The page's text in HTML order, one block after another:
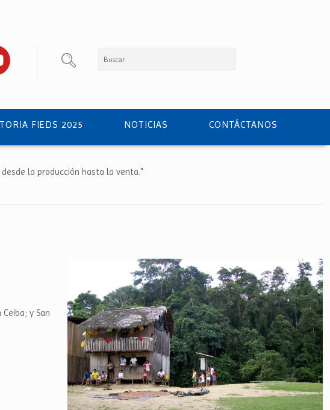
FIEDS 2025 NOTICIAS CONTÁCTANOS
la producción hasta la venta."
y San